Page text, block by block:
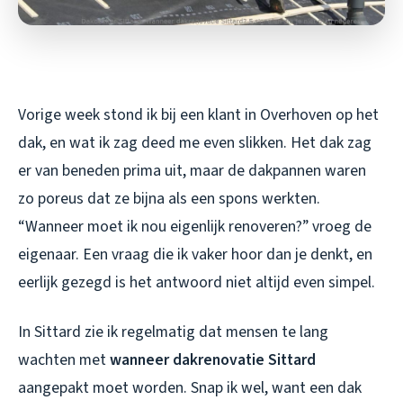
Vorige week stond ik bij een klant in Overhoven op het
dak, en wat ik zag deed me even slikken. Het dak zag
er van beneden prima uit, maar de dakpannen waren
zo poreus dat ze bijna als een spons werkten.
“Wanneer moet ik nou eigenlijk renoveren?” vroeg de
eigenaar. Een vraag die ik vaker hoor dan je denkt, en
eerlijk gezegd is het antwoord niet altijd even simpel.
In Sittard zie ik regelmatig dat mensen te lang
wachten metwanneer dakrenovatie Sittard
aangepakt moet worden. Snap ik wel, want een dak